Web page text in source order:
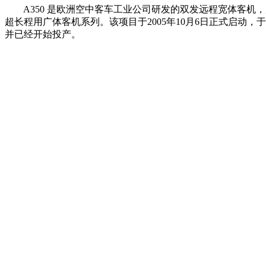
A350 是欧洲空中客车工业公司研发的双发远程宽体客机，
超长程用广体客机系列。该项目于2005年10月6日正式启动，
并已经开始投产。